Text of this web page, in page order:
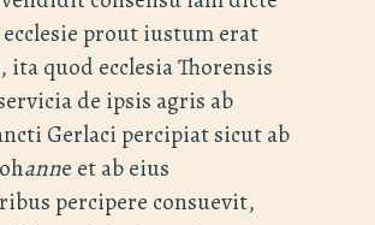
prout iustum erat
ita quod ecclesia Thorensis
de ipsis agris ab
Gerlaci percipiat sicut ab
anne et ab eius
percipere consuevit,